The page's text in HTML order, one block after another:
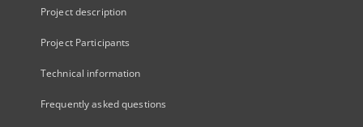
Project description
Project Participants
Technical information
Frequently asked questions